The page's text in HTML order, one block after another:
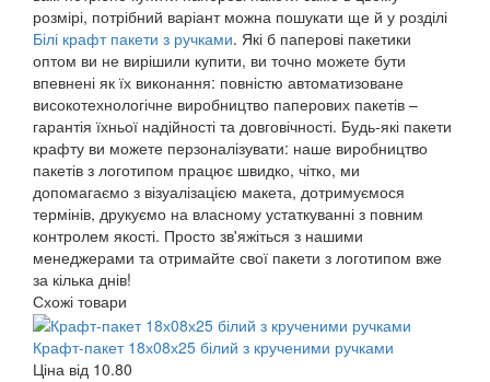
розмірі, потрібний варіант можна пошукати ще й у розділі
Білі крафт пакети з ручками. Які б паперові пакетики
оптом ви не вирішили купити, ви точно можете бути
впевнені як їх виконання: повністю автоматизоване
високотехнологічне виробництво паперових пакетів –
гарантія їхньої надійності та довговічності. Будь-які пакети
крафту ви можете перзоналізувати: наше виробництво
пакетів з логотипом працює швидко, чітко, ми
допомагаємо з візуалізацією макета, дотримуємося
термінів, друкуємо на власному устаткуванні з повним
контролем якості. Просто зв'яжіться з нашими
менеджерами та отримайте свої пакети з логотипом вже
за кілька днів!
Схожі товари
Крафт-пакет 18х08х25 білий з крученими ручками
Ціна від 10.80